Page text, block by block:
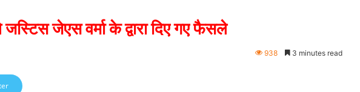
जेएस वर्मा के द्वारा दिए गए फैसले
938 3 minutes read